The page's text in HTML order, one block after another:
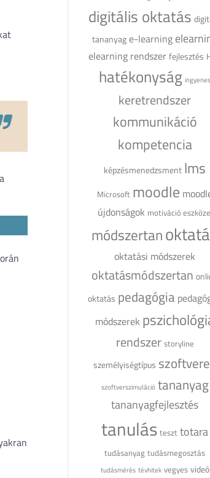
digitális oktatás
tananyage-learning
elearning rendszerfejlesztés
hatékonyság ingyenes
keretrendszer
kommunikáció
kompetencia
képzésmenedzsment lms
Microsoft moodle
újdonságok motiváció
módszertan
oktatási módszerek
oktatásmódszertan
oktatás pedagógia
módszerek
rendszer storyline
személyiségtípus
szoftverszimuláció tananyag
tananyagfejlesztés
tanulás teszt totara
tudásanyag tudásmegosztás
tudásmérés tévhitek vegyes videó